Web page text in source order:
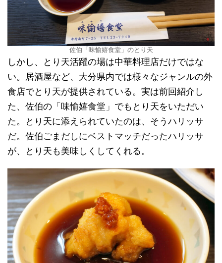
佐伯「味愉嬉食堂」のとり天
しかし、とり天活躍の場は中華料理店だけではな
い。居酒屋など、大分県内では様々なジャンルの外
食店でとり天が提供されている。実は前回紹介し
た、佐伯の「味愉嬉食堂」でもとり天をいただい
た。とり天に添えられていたのは、そうハリッサ
だ。佐伯ごまだしにベストマッチだったハリッサ
が、とり天も美味しくしてくれる。